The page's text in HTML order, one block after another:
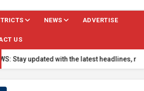
NEWS ADVERTISE
US
Stay updated with the latest headlines,